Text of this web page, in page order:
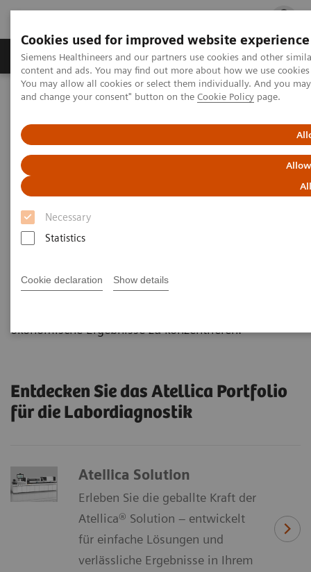
Cookies used for improved website experience
Siemens Healthineers and our partners use cookies and other
content and ads. You may find out more about how we use
You may allow all cookies or select them individually. And you
and change your consent" button on the Cookie Policy page.
Necessary
Statistics
Cookie declaration Show details
Fachbereiche Healthcare Management
Startseite Labordiagnostik Portfolio Atellica Portfolio
Atellica Portfolio für die
Labordiagnostik
Von Siemens Healthineers für mehr Kontrolle
und Einfachheit konzipiert, damit Sie
zuverlässige Ergebnisse generieren können.
Mehr Kontrolle über Ihr Labor, vereinfachte
ökonomische Ergebnisse zu konzentrieren.
Entdecken Sie das Atellica Portfolio
für die Labordiagnostik
Atellica Solution
Erleben Sie die geballte Kraft der
Atellica® Solution – entwickelt
für einfache Lösungen und
verlässliche Ergebnisse in Ihrem